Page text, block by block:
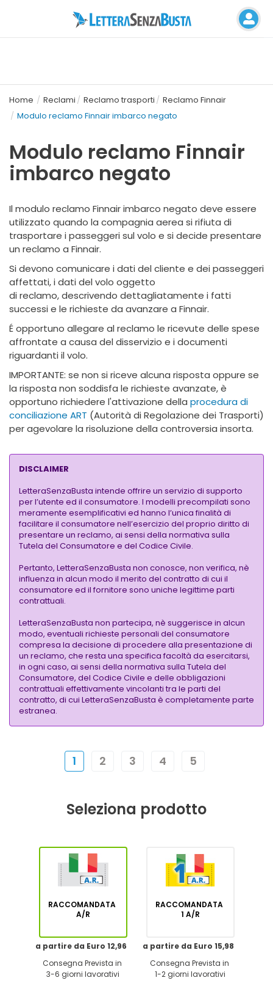
Home Reclami Reclamo trasporti
Reclamo Finnair
Modulo reclamo Finnair imbarco negato
Modulo reclamo Finnair
imbarco negato
Il modulo reclamo Finnair imbarco negato deve essere
utilizzato quando la compagnia aerea si rifiuta di
trasportare i passeggeri sul volo e si decide presentare
un reclamo a Finnair.
Si devono comunicare i dati del cliente e dei passeggeri
affettati, i dati del volo oggetto
di reclamo, descrivendo dettagliatamente i fatti
successi e le richieste da avanzare a Finnair.
É opportuno allegare al reclamo le ricevute delle spese
affrontate a causa del disservizio e i documenti
riguardanti il volo.
IMPORTANTE: se non si riceve alcuna risposta oppure se
la risposta non soddisfa le richieste avanzate, è
opportuno richiedere l'attivazione della procedura di
conciliazione ART (Autorità di Regolazione dei Trasporti)
per agevolare la risoluzione della controversia insorta.
DISCLAIMER
LetteraSenzaBusta intende offrire un servizio di supporto
per l’utente ed il consumatore. I modelli precompilati sono
meramente esemplificativi ed hanno l’unica finalità di
facilitare il consumatore nell’esercizio del proprio diritto di
presentare un reclamo, ai sensi della normativa sulla
Tutela del Consumatore e del Codice Civile.
Pertanto, LetteraSenzaBusta non conosce, non verifica, nè
influenza in alcun modo il merito del contratto di cui il
consumatore ed il fornitore sono uniche legittime parti
contrattuali.
LetteraSenzaBusta non partecipa, nè suggerisce in alcun
modo, eventuali richieste personali del consumatore
compresa la decisione di procedere alla presentazione di
un reclamo, che resta una specifica facoltà da esercitarsi,
in ogni caso, ai sensi della normativa sulla Tutela del
Consumatore, del Codice Civile e delle obbligazioni
contrattuali effettivamente vincolanti tra le parti del
contratto, di cui LetteraSenzaBusta è completamente parte
estranea.
1 2 3 4 5
Seleziona prodotto
RACCOMANDATA
A/R
a partire da Euro 12,96
Consegna Prevista in
3-6 giorni lavorativi
RACCOMANDATA
1 A/R
a partire da Euro 15,98
Consegna Prevista in
1-2 giorni lavorativi